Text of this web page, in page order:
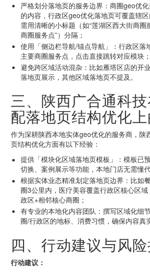
严格划分落地页的服务边界：商圈geo优
的内容，行政区geo优化落地页可覆盖辖
需用清晰的小标题（如“莲湖区西大街商圈
商圈服务点”）分隔；
使用「侧边栏导航/锚点导航」：行政区落
主要商圈服务点，点击直接跳转对应模块；
避免跨区域活动混杂：比如雁塔区店的开
落地页展示，其他区域落地页不提及。
三、陕西广合通科
配落地页结构优化
作为深耕陕西本地实体geo优化的服务商，陕
页结构优化方面有以下经验：
提供「模块化区域落地页模板」：模板已
切换、案例展示等功能，本地门店无需懂
根据实体业态精准划定落地页边界：比如
圈3公里内，医疗美容覆盖行政区核心区
政区+相邻核心商圈；
有专业的本地化内容团队：撰写区域化细
圈/行政区的地标、消费习惯，确保内容真
四、行动建议与风
行动建议：